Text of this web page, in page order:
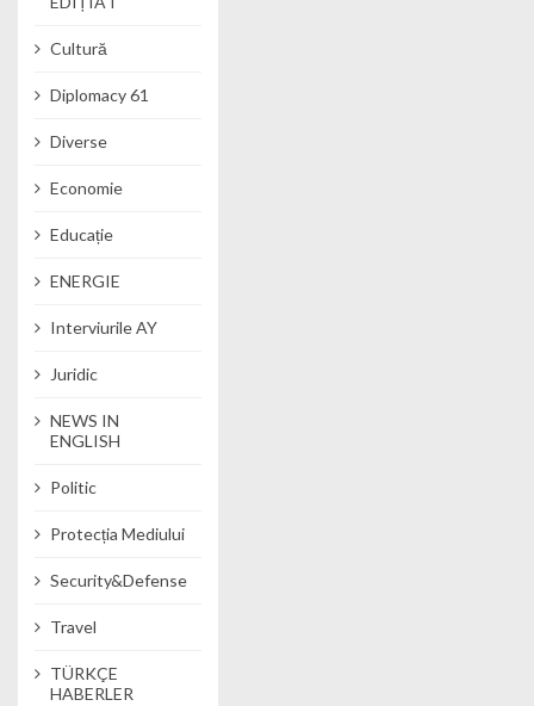
Cultură
Diplomacy 61
Diverse
Economie
Educație
ENERGIE
Interviurile AY
Juridic
NEWS IN
ENGLISH
Politic
Protecția Mediului
Security&Defense
Travel
TÜRKÇE
HABERLER